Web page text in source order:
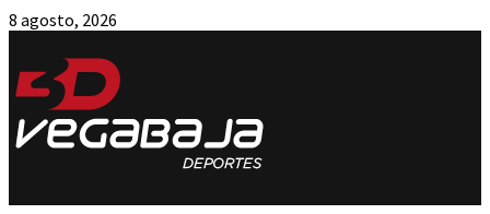
8 agosto, 2026